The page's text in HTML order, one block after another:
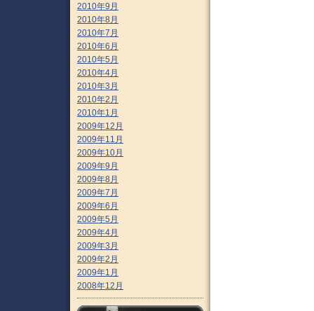
2010年9月
2010年8月
2010年7月
2010年6月
2010年5月
2010年4月
2010年3月
2010年2月
2010年1月
2009年12月
2009年11月
2009年10月
2009年9月
2009年8月
2009年7月
2009年6月
2009年5月
2009年4月
2009年3月
2009年2月
2009年1月
2008年12月